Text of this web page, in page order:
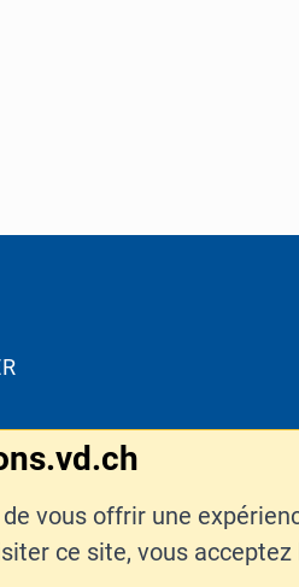
vous offrir une
ce site, vous